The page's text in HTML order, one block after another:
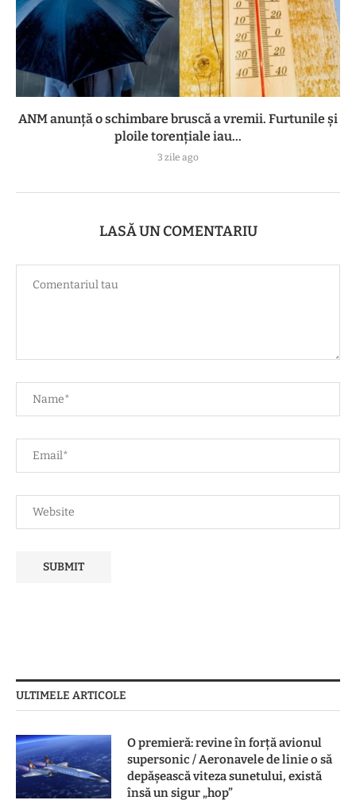
ANM anunță o schimbare bruscă a vremii. Furtunile și
ploile torențiale iau...
3 zile ago
LASĂ UN COMENTARIU
ULTIMELE ARTICOLE
O premieră: revine în forță avionul
supersonic / Aeronavele de linie o să
depășească viteza sunetului, există
însă un sigur „hop”